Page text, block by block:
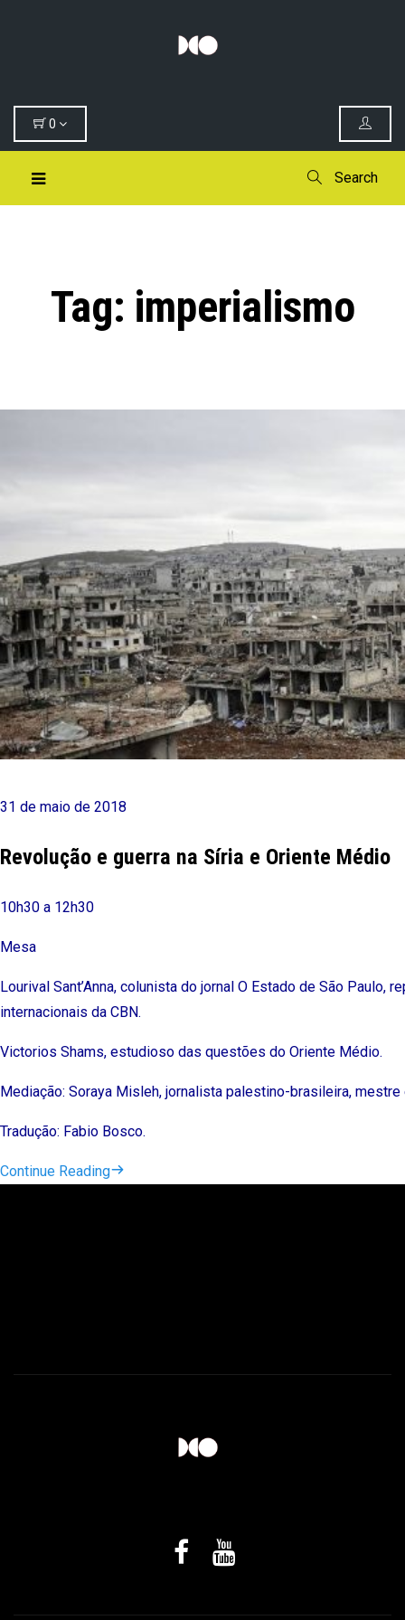
0
Search
Tag: imperialismo
31 de maio de 2018
Revolução e guerra na Síria e Oriente Médio
10h30 a 12h30
Mesa
Lourival Sant’Anna, colunista do jornal O Estado de São Paulo,
internacionais da CBN.
Victorios Shams, estudioso das questões do Oriente Médio.
Mediação: Soraya Misleh, jornalista palestino-brasileira,
Tradução: Fabio Bosco.
Continue Reading